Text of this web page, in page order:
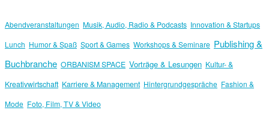
Abendveranstaltungen Musik, Audio, Radio & Podcasts Innovation & Startups
Lunch Humor & Spaß Sport & Games Workshops & Seminare Publishing &
Buchbranche ORBANISM SPACE Vorträge & Lesungen Kultur- &
Kreativwirtschaft Karriere & Management Hintergrundgespräche Fashion &
Mode Foto, Film, TV & Video